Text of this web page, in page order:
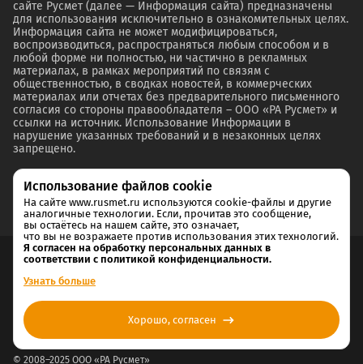
сайте Русмет (далее — Информация сайта) предназначены
для использования исключительно в ознакомительных целях.
Информация сайта не может модифицироваться,
воспроизводиться, распространяться любым способом и в
любой форме ни полностью, ни частично в рекламных
материалах, в рамках мероприятий по связям с
общественностью, в сводках новостей, в коммерческих
материалах или отчетах без предварительного письменного
согласия со стороны правообладателя – ООО «РА Русмет» и
ссылки на источник. Использование Информации в
нарушение указанных требований и в незаконных целях
запрещено.
© 2008–2025 ООО «РА Русмет»
Согласие на обработку и хранение персональных данных
Политика конфиденциальности
Использование файлов cookie
На сайте www.rusmet.ru используются cookie-файлы и другие
аналогичные технологии. Если, прочитав это сообщение,
вы остаётесь на нашем сайте, это означает,
что вы не возражаете против использования этих технологий.
Я согласен на обработку персональных данных в
соответствии с политикой конфиденциальности.
Узнать больше
Хорошо, согласен